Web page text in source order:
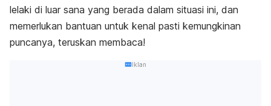
lelaki di luar sana yang berada dalam situasi ini, dan
memerlukan bantuan untuk kenal pasti kemungkinan
puncanya, teruskan membaca!
Iklan